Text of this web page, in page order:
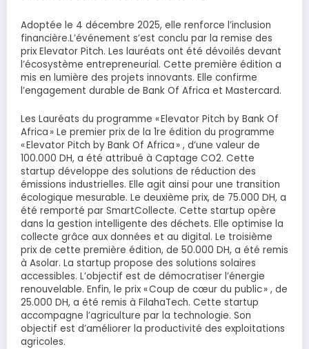
Adoptée le 4 décembre 2025, elle renforce l’inclusion
financière.L’événement s’est conclu par la remise des
prix Elevator Pitch. Les lauréats ont été dévoilés devant
l’écosystème entrepreneurial. Cette première édition a
mis en lumière des projets innovants. Elle confirme
l’engagement durable de Bank Of Africa et Mastercard.
Les Lauréats du programme « Elevator Pitch by Bank Of
Africa » Le premier prix de la 1re édition du programme
« Elevator Pitch by Bank Of Africa » , d’une valeur de
100.000 DH, a été attribué à Captage CO2. Cette
startup développe des solutions de réduction des
émissions industrielles. Elle agit ainsi pour une transition
écologique mesurable. Le deuxième prix, de 75.000 DH, a
été remporté par SmartCollecte. Cette startup opère
dans la gestion intelligente des déchets. Elle optimise la
collecte grâce aux données et au digital. Le troisième
prix de cette première édition, de 50.000 DH, a été remis
à Asolar. La startup propose des solutions solaires
accessibles. L’objectif est de démocratiser l’énergie
renouvelable. Enfin, le prix « Coup de cœur du public » , de
25.000 DH, a été remis à FilahaTech. Cette startup
accompagne l’agriculture par la technologie. Son
objectif est d’améliorer la productivité des exploitations
agricoles.